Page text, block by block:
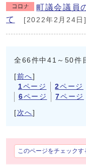
町議会議員
て
[2022年2月24日]
全66件中41～50件
[前へ]
1ページ 2ページ
6ページ 7ページ
[ 次へ]
このページをチェックす